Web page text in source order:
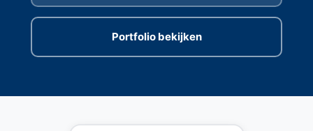
Portfolio bekijken